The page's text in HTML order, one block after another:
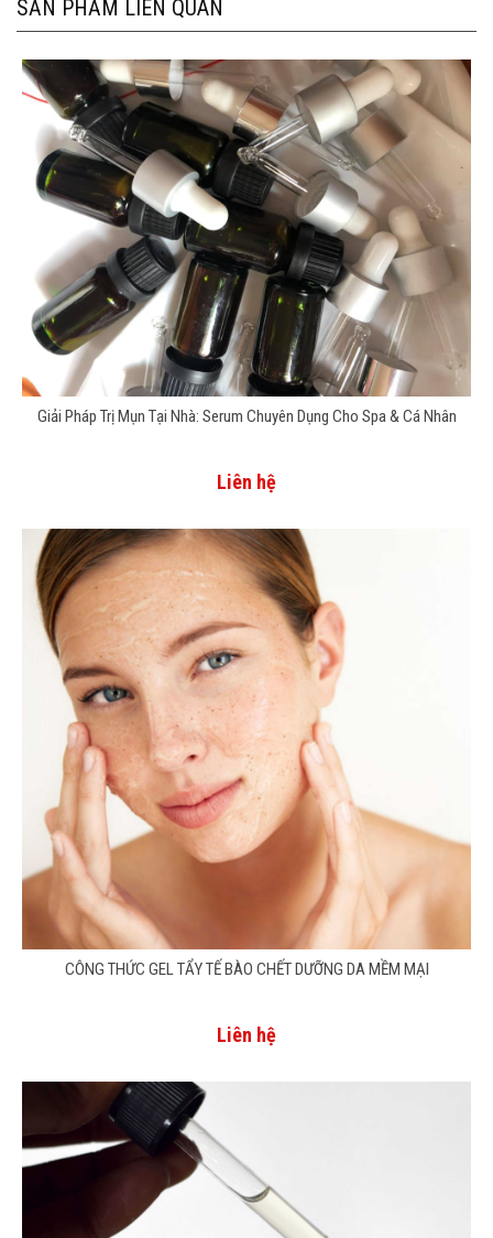
SẢN PHẨM LIÊN QUAN
Giải Pháp Trị Mụn Tại Nhà: Serum Chuyên Dụng Cho Spa & Cá Nhân
Liên hệ
CÔNG THỨC GEL TẨY TẾ BÀO CHẾT DƯỠNG DA MỀM MẠI
Liên hệ